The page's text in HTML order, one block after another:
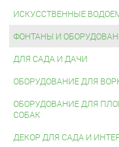
ИСКУССТВЕННЫЕ
ФОНТАНЫ И
ДЛЯ САДА И ДАЧИ
ОБОРУДОВАНИЕ ДЛЯ
ОБОРУДОВАНИЕ ДЛЯ
СОБАК
ДЕКОР ДЛЯ САДА И